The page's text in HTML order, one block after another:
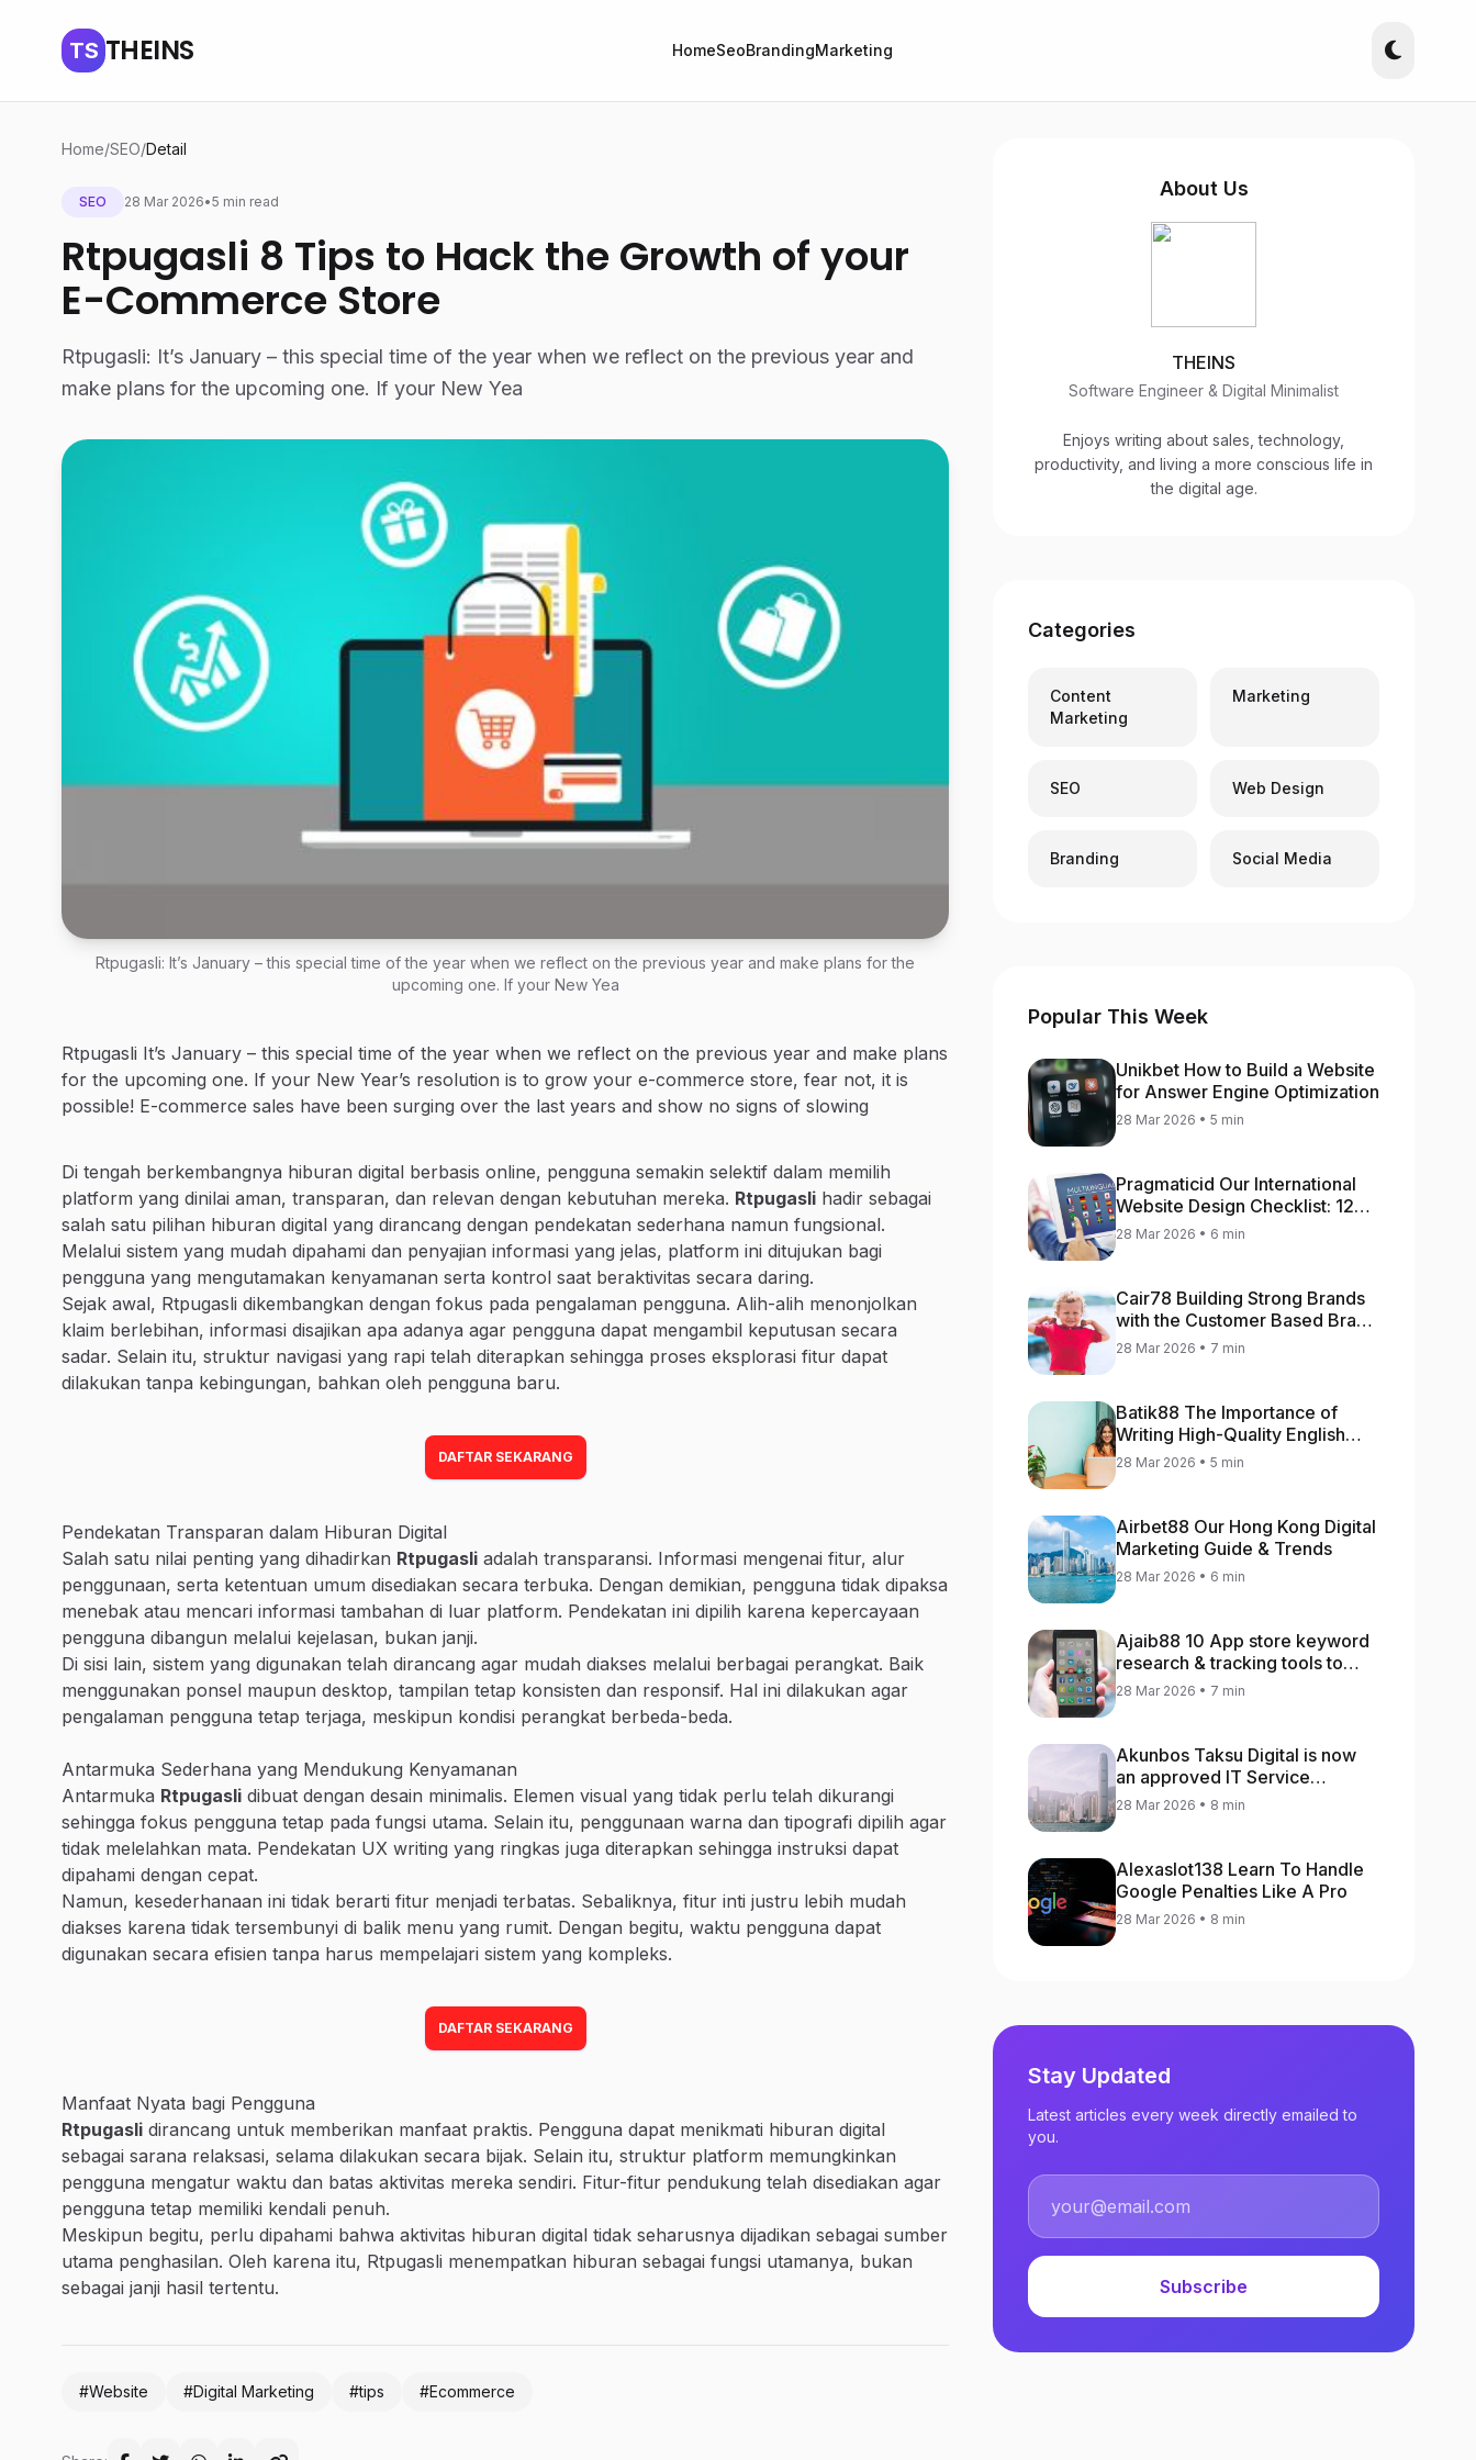
TS THEINS HomeSeoBrandingMarketing
Home/SEO/Detail
SEO 28 Mar 2026•5 min read
Rtpugasli 8 Tips to Hack the Growth of your
E-Commerce Store
Rtpugasli: It’s January – this special time of the year when we reflect on the previous year and
make plans for the upcoming one. If your New Yea
Rtpugasli: It’s January – this special time of the year when we reflect on the previous year and make plans for the
upcoming one. If your New Yea
Rtpugasli It’s January – this special time of the year when we reflect on the previous year and make plans
for the upcoming one. If your New Year’s resolution is to grow your e-commerce store, fear not, it is
possible! E-commerce sales have been surging over the last years and show no signs of slowing
Di tengah berkembangnya hiburan digital berbasis online, pengguna semakin selektif dalam memilih
platform yang dinilai aman, transparan, dan relevan dengan kebutuhan mereka. Rtpugasli hadir sebagai
salah satu pilihan hiburan digital yang dirancang dengan pendekatan sederhana namun fungsional.
Melalui sistem yang mudah dipahami dan penyajian informasi yang jelas, platform ini ditujukan bagi
pengguna yang mengutamakan kenyamanan serta kontrol saat beraktivitas secara daring.
Sejak awal, Rtpugasli dikembangkan dengan fokus pada pengalaman pengguna. Alih-alih menonjolkan
klaim berlebihan, informasi disajikan apa adanya agar pengguna dapat mengambil keputusan secara
sadar. Selain itu, struktur navigasi yang rapi telah diterapkan sehingga proses eksplorasi fitur dapat
dilakukan tanpa kebingungan, bahkan oleh pengguna baru.
DAFTAR SEKARANG
Pendekatan Transparan dalam Hiburan Digital
Salah satu nilai penting yang dihadirkan Rtpugasli adalah transparansi. Informasi mengenai fitur, alur
penggunaan, serta ketentuan umum disediakan secara terbuka. Dengan demikian, pengguna tidak dipaksa
menebak atau mencari informasi tambahan di luar platform. Pendekatan ini dipilih karena kepercayaan
pengguna dibangun melalui kejelasan, bukan janji.
Di sisi lain, sistem yang digunakan telah dirancang agar mudah diakses melalui berbagai perangkat. Baik
menggunakan ponsel maupun desktop, tampilan tetap konsisten dan responsif. Hal ini dilakukan agar
pengalaman pengguna tetap terjaga, meskipun kondisi perangkat berbeda-beda.
Antarmuka Sederhana yang Mendukung Kenyamanan
Antarmuka Rtpugasli dibuat dengan desain minimalis. Elemen visual yang tidak perlu telah dikurangi
sehingga fokus pengguna tetap pada fungsi utama. Selain itu, penggunaan warna dan tipografi dipilih agar
tidak melelahkan mata. Pendekatan UX writing yang ringkas juga diterapkan sehingga instruksi dapat
dipahami dengan cepat.
Namun, kesederhanaan ini tidak berarti fitur menjadi terbatas. Sebaliknya, fitur inti justru lebih mudah
diakses karena tidak tersembunyi di balik menu yang rumit. Dengan begitu, waktu pengguna dapat
digunakan secara efisien tanpa harus mempelajari sistem yang kompleks.
DAFTAR SEKARANG
Manfaat Nyata bagi Pengguna
Rtpugasli dirancang untuk memberikan manfaat praktis. Pengguna dapat menikmati hiburan digital
sebagai sarana relaksasi, selama dilakukan secara bijak. Selain itu, struktur platform memungkinkan
pengguna mengatur waktu dan batas aktivitas mereka sendiri. Fitur-fitur pendukung telah disediakan agar
pengguna tetap memiliki kendali penuh.
Meskipun begitu, perlu dipahami bahwa aktivitas hiburan digital tidak seharusnya dijadikan sebagai sumber
utama penghasilan. Oleh karena itu, Rtpugasli menempatkan hiburan sebagai fungsi utamanya, bukan
sebagai janji hasil tertentu.
#Website #Digital Marketing #tips #Ecommerce
About Us
THEINS
Software Engineer & Digital Minimalist
Enjoys writing about sales, technology,
productivity, and living a more conscious life in
the digital age.
Categories
Content
Marketing
Marketing
SEO Web Design
Branding Social Media
Popular This Week
Unikbet How to Build a Website
for Answer Engine Optimization
28 Mar 2026 • 5 min
Pragmaticid Our International
Website Design Checklist: 12
Key Stages
28 Mar 2026 • 6 min
Cair78 Building Strong Brands
with the Customer Based Brand
Equity (CBBE) Model
28 Mar 2026 • 7 min
Batik88 The Importance of
Writing High-Quality English
Content
28 Mar 2026 • 5 min
Airbet88 Our Hong Kong Digital
Marketing Guide & Trends
28 Mar 2026 • 6 min
Ajaib88 10 App store keyword
research & tracking tools to
increase app rankings
28 Mar 2026 • 7 min
Akunbos Taksu Digital is now
an approved IT Service
Provider for the Hong Kong
28 Mar 2026 • 8 min
Alexaslot138 Learn To Handle
Google Penalties Like A Pro
28 Mar 2026 • 8 min
Stay Updated
Latest articles every week directly emailed to
you.
Subscribe